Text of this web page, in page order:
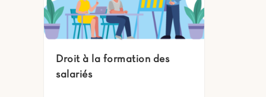
Droit à la formation des
salariés